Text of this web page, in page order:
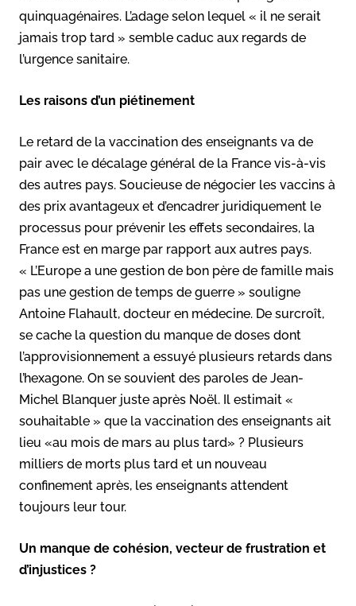
quinquagénaires. L’adage selon lequel « il ne serait
jamais trop tard » semble caduc aux regards de
l’urgence sanitaire.
Les raisons d’un piétinement
Le retard de la vaccination des enseignants va de
pair avec le décalage général de la France vis-à-vis
des autres pays. Soucieuse de négocier les vaccins à
des prix avantageux et d’encadrer juridiquement le
processus pour prévenir les effets secondaires, la
France est en marge par rapport aux autres pays.
« L’Europe a une gestion de bon père de famille mais
pas une gestion de temps de guerre » souligne
Antoine Flahault, docteur en médecine. De surcroît,
se cache la question du manque de doses dont
l’approvisionnement a essuyé plusieurs retards dans
l’hexagone. On se souvient des paroles de Jean-
Michel Blanquer juste après Noël. Il estimait «
souhaitable » que la vaccination des enseignants ait
lieu «au mois de mars au plus tard» ? Plusieurs
milliers de morts plus tard et un nouveau
confinement après, les enseignants attendent
toujours leur tour.
Un manque de cohésion, vecteur de frustration et
d’injustices ?